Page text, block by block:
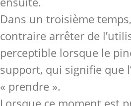
Dans un troisième
contraire arrêter de
perceptible lorsque le
support, qui signifie que
« prendre ».